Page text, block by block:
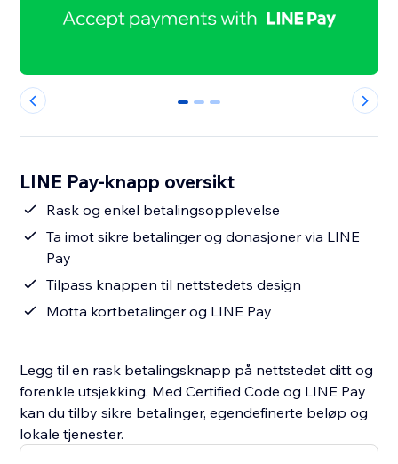
0 1 2
LINE Pay-knapp oversikt
Rask og enkel betalingsopplevelse
Ta imot sikre betalinger og donasjoner via LINE
Pay
Tilpass knappen til nettstedets design
Motta kortbetalinger og LINE Pay
Legg til en rask betalingsknapp på nettstedet ditt og
forenkle utsjekking. Med Certified Code og LINE Pay
kan du tilby sikre betalinger, egendefinerte beløp og
lokale tjenester.